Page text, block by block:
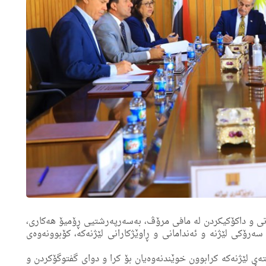
كاروبارى كۆمه‌ڵایه‌تى و داكۆكیكردن له‌ مافى مرۆڤ، به‌سه‌رپه‌رشتیى ڕۆمیۆ هه‌كارى،
لێژنه‌ و ئه‌ندامانی و ڕاوێژكارانى لێژنه‌کە، كۆبوونه‌وه‌ى
لێژنه‌كه‌ كرابوون خوێندنه‌وه‌یان بۆ كرا و دواى گفتوگۆكردن و